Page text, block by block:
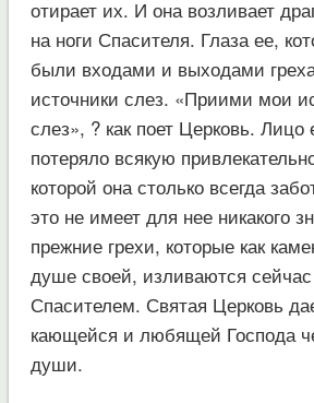
отирает их. И она возливает
на ноги Спасителя. Глаза ее,
были входами и выходами
источники слез. «Приими мои
слез», ? как поет Церковь.
потеряло всякую
которой она столько всегда
это не имеет для нее никакого
прежние грехи, которые как
душе своей, изливаются
Спасителем. Святая Церковь
кающейся и любящей Господа
души.